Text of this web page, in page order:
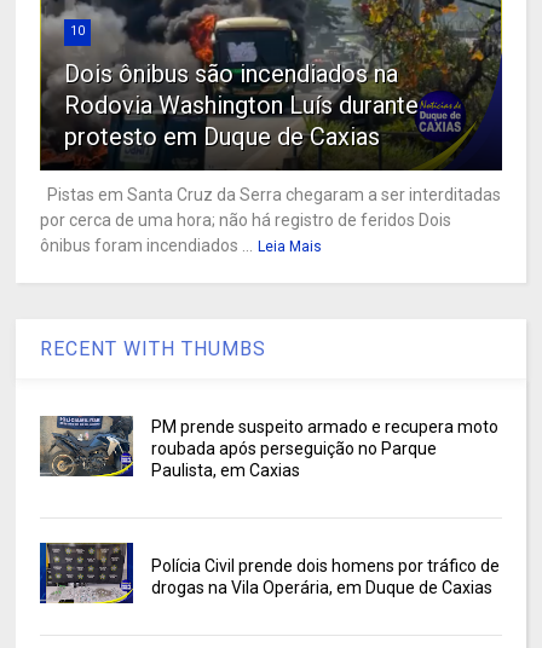
10
Dois ônibus são incendiados na
Rodovia Washington Luís durante
protesto em Duque de Caxias
Pistas em Santa Cruz da Serra chegaram a ser interditadas
por cerca de uma hora; não há registro de feridos Dois
ônibus foram incendiados ... Leia Mais
RECENT WITH THUMBS
PM prende suspeito armado e recupera moto
roubada após perseguição no Parque
Paulista, em Caxias
Polícia Civil prende dois homens por tráfico de
drogas na Vila Operária, em Duque de Caxias